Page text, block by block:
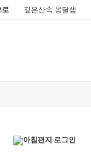
로 깊은산속 옹달샘